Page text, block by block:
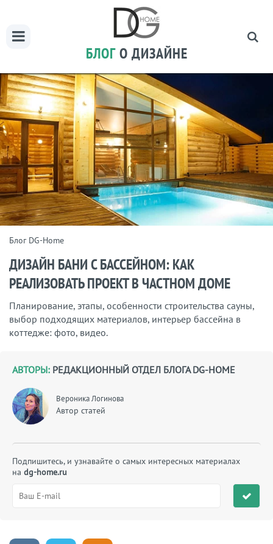
БЛОГ О ДИЗАЙНЕ
Блог DG-Home
ДИЗАЙН БАНИ С БАССЕЙНОМ: КАК
РЕАЛИЗОВАТЬ ПРОЕКТ В ЧАСТНОМ ДОМЕ
Планирование, этапы, особенности строительства сауны,
выбор подходящих материалов, интерьер бассейна в
коттедже: фото, видео.
АВТОРЫ: РЕДАКЦИОННЫЙ ОТДЕЛ БЛОГА DG-HOME
Вероника Логинова
Автор статей
Подпишитесь, и узнавайте о самых интересных материалах
на dg-home.ru